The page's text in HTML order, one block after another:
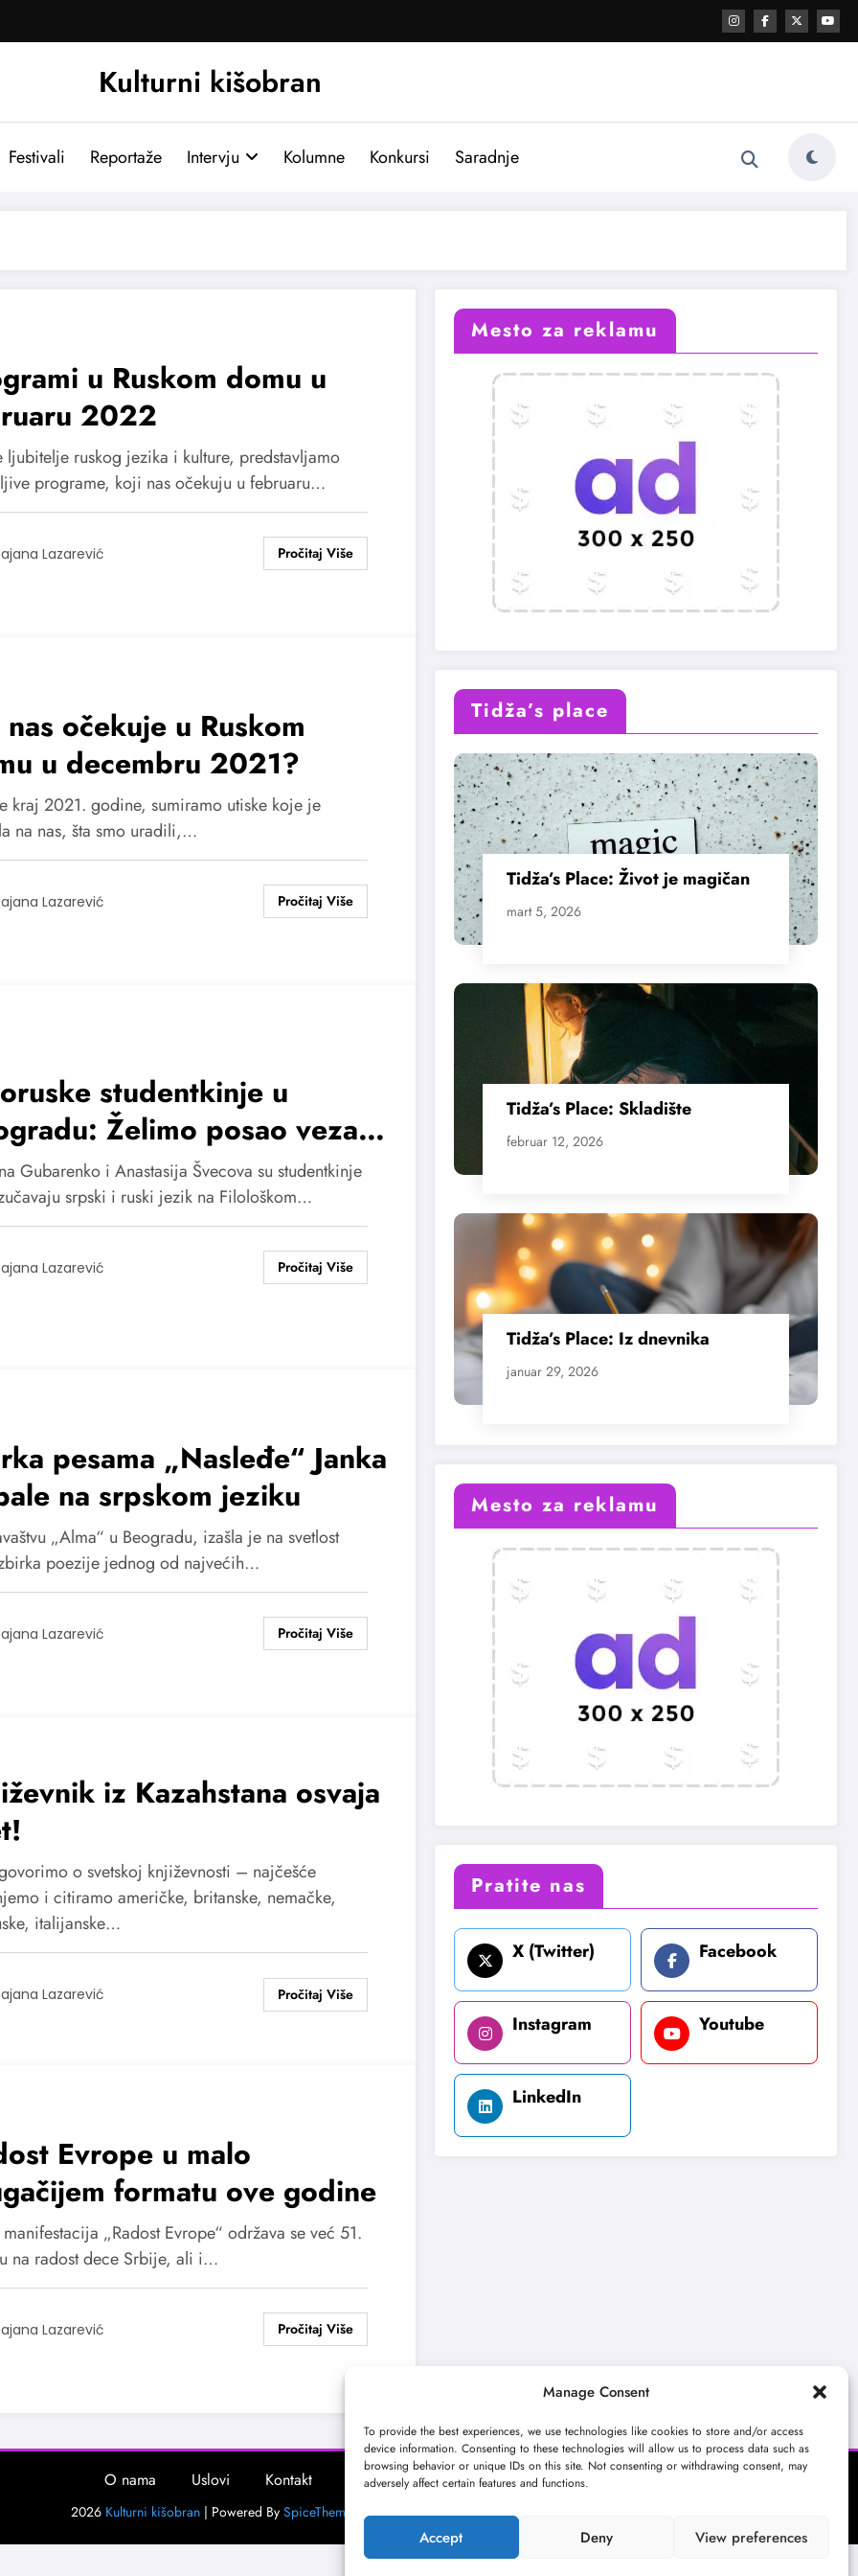
Manage Consent
To provide the best experiences, we use technologies like cookies to store and/or access
device information. Consenting to these technologies will allow us to process data such as
browsing behavior or unique IDs on this site. Not consenting or withdrawing consent, may
adversely affect certain features and functions.
Accept Deny View preferences
Kulturni kišobran
Festivali Reportaže Intervju Kolumne Konkursi Saradnje
u Ruskom domu u
2022
ljubitelje ruskog jezika i kulture, predstavljamo
programe, koji nas očekuju u februaru…
Lazarević
nas očekuje u Ruskom
u decembru 2021?
kraj 2021. godine, sumiramo utiske koje je
na nas, šta smo uradili,…
Lazarević
studentkinje u
Želimo posao vezan
jezik i Srbiju!
Gubarenko i Anastasija Švecova su studentkinje
srpski i ruski jezik na Filološkom…
Lazarević
pesama „Nasleđe“ Janka
na srpskom jeziku
„Alma“ u Beogradu, izašla je na svetlost
poezije jednog od najvećih…
Lazarević
iz Kazahstana osvaja
o svetskoj književnosti – najčešće
i citiramo američke, britanske, nemačke,
italijanske…
Lazarević
Evrope u malo
formatu ove godine
„Radost Evrope“ održava se već 51.
na radost dece Srbije, ali i…
Lazarević
Mesto za reklamu
Tidža’s place
Tidža’s Place: Život je magičan
mart 5, 2026
Tidža’s Place: Skladište
februar 12, 2026
Tidža’s Place: Iz dnevnika
januar 29, 2026
Mesto za reklamu
Pratite nas
X (Twitter) Facebook
Instagram Youtube
LinkedIn
O nama Uslovi Kontakt
2026 Kulturni kišobran | Powered By SpiceThemes